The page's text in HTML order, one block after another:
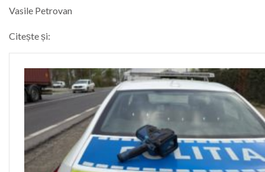
Vasile Petrovan
Citește și: